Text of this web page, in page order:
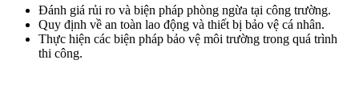
Đánh giá rủi ro và biện pháp phòng ngừa tại công trường.
Quy định về an toàn lao động và thiết bị bảo vệ cá nhân.
Thực hiện các biện pháp bảo vệ môi trường trong quá trình
thi công.